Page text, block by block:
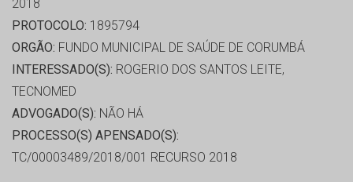
2018
PROTOCOLO: 1895794
ORGÃO: FUNDO MUNICIPAL DE SAÚDE DE CORUMBÁ
INTERESSADO(S): ROGERIO DOS SANTOS LEITE,
TECNOMED
ADVOGADO(S): NÃO HÁ
PROCESSO(S) APENSADO(S):
TC/00003489/2018/001 RECURSO 2018